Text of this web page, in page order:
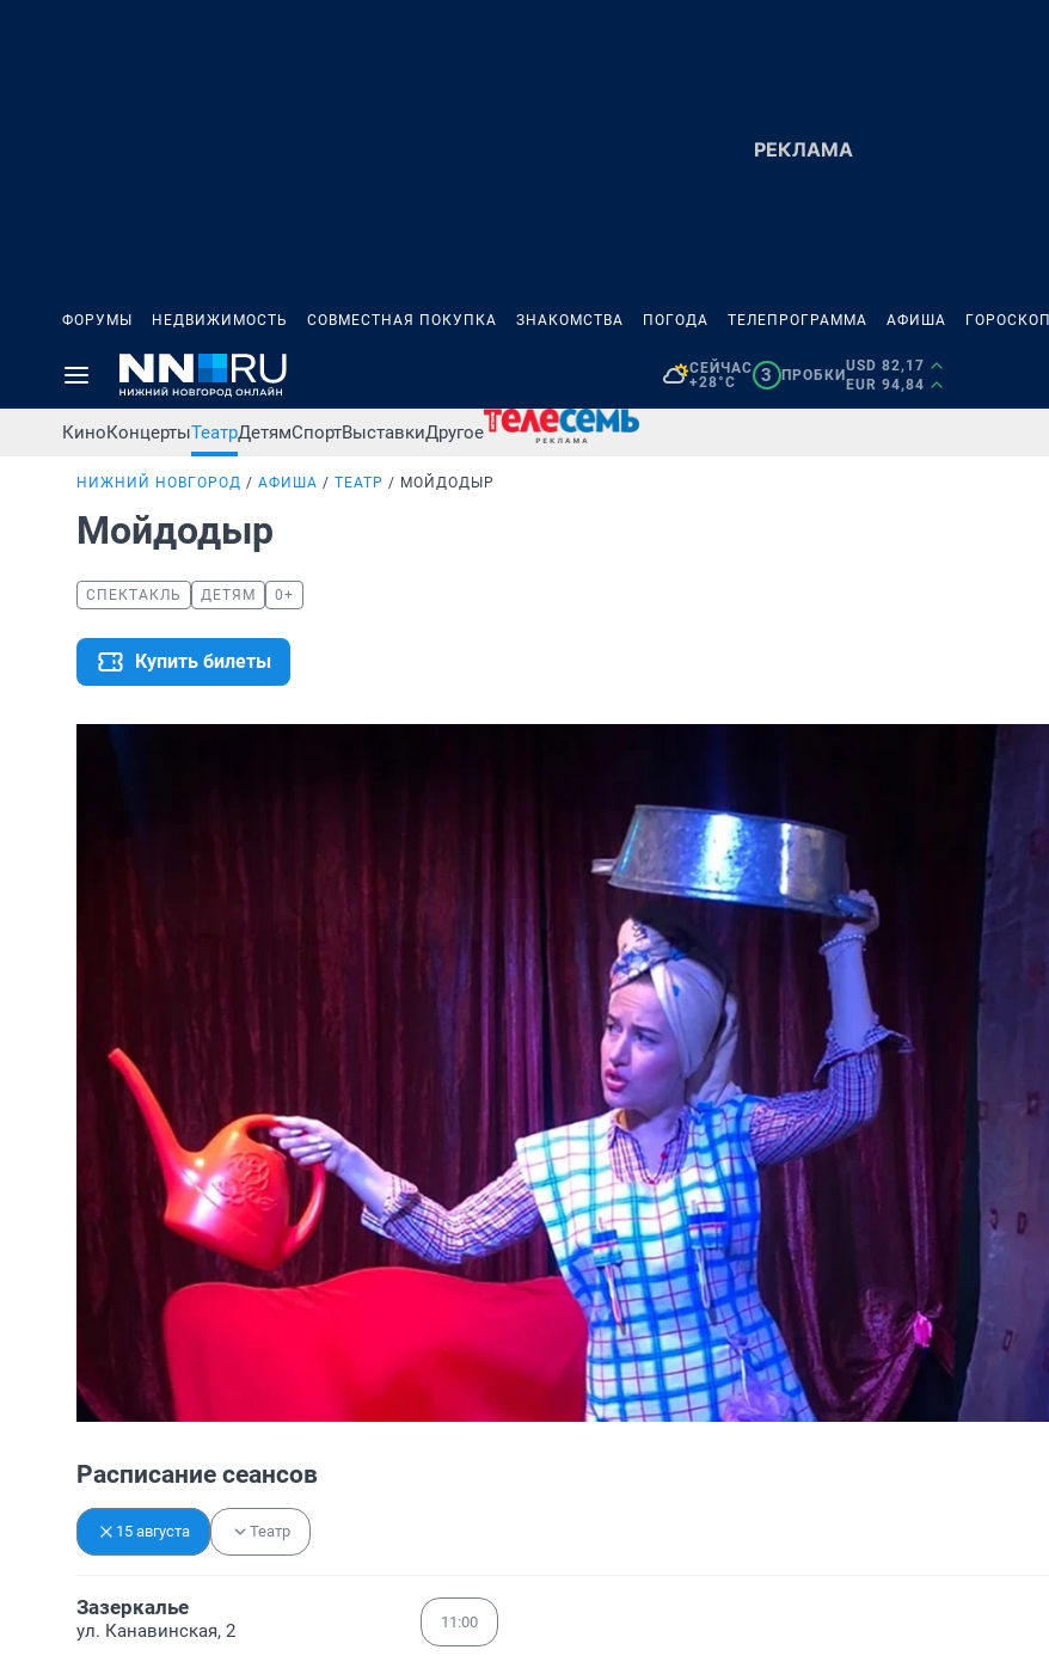
ФОРУМЫ НЕДВИЖИМОСТЬ СОВМЕСТНАЯ ПОКУПКА ЗНАКОМСТВА ПОГОДА ТЕЛЕПРОГРАММА АФИША ГОРОСКОП
СЕЙЧАС
+28°C
3 ПРОБКИ
USD 82,17
EUR 94,84
КиноКонцертыТеатрДетямСпортВыставкиДругое
НИЖНИЙ НОВГОРОД АФИША ТЕАТР МОЙДОДЫР
Мойдодыр
СПЕКТАКЛЬ ДЕТЯМ 0+
Купить билеты
Расписание сеансов
15 августа Театр
Зазеркалье
ул. Канавинская, 2 11:00